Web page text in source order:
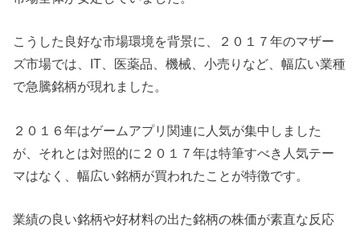
こうした良好な市場環境を背景に、２０１７年のマザー
ズ市場では、IT、医薬品、機械、小売りなど、幅広い業種
で急騰銘柄が現れました。
２０１６年はゲームアプリ関連に人気が集中しました
が、それとは対照的に２０１７年は特筆すべき人気テー
マはなく、幅広い銘柄が買われたことが特徴です。
業績の良い銘柄や好材料の出た銘柄の株価が素直な反応